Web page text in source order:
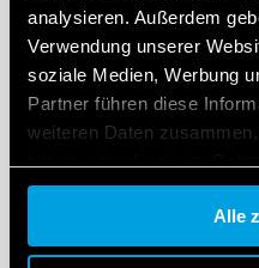
analysieren. Außerdem
Verwendung unserer
soziale Medien, Werbung
Partner führen diese
weiteren Daten
gesammelt haben.
Cookie policy.
Alle